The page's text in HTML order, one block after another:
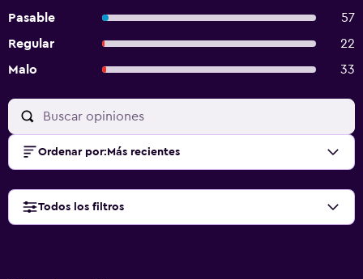
Pasable
57
Regular
22
Malo
33
Ordenar por: Más recientes
Todos los filtros